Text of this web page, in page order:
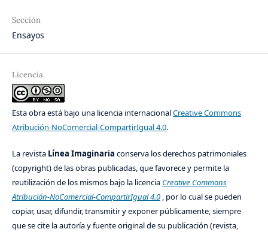
Sección
Ensayos
Licencia
Esta obra está bajo una licencia internacionalCreative Commons
Atribución-NoComercial-CompartirIgual 4.0.
La revista Línea Imaginaria conserva los derechos patrimoniales
(copyright) de las obras publicadas, que favorece y permite la
reutilización de los mismos bajo la licencia Creative Commons
Atribución-NoComercial-CompartirIgual 4.0, por lo cual se pueden
copiar, usar, difundir, transmitir y exponer públicamente, siempre
que se cite la autoría y fuente original de su publicación (revista,